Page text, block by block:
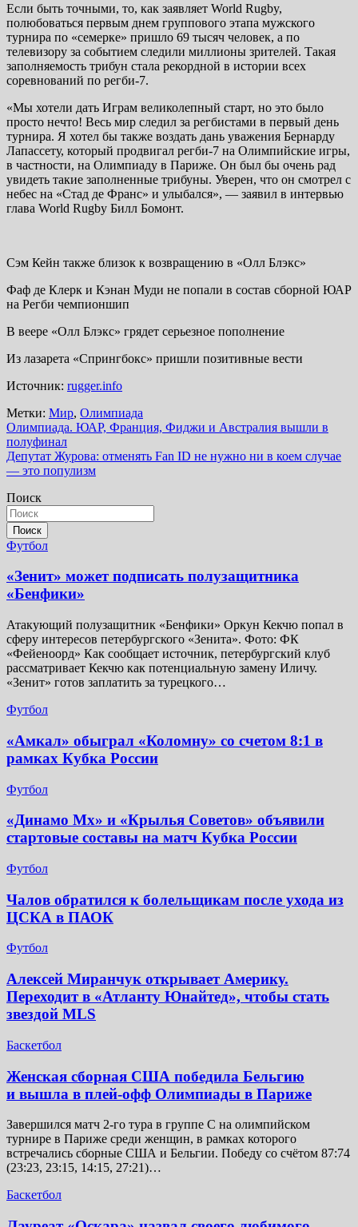
Если быть точными, то, как заявляет World Rugby,
полюбоваться первым днем группового этапа мужского
турнира по «семерке» пришло 69 тысяч человек, а по
телевизору за событием следили миллионы зрителей. Такая
заполняемость трибун стала рекордной в истории всех
соревнований по регби-7.
«Мы хотели дать Играм великолепный старт, но это было
просто нечто! Весь мир следил за регбистами в первый день
турнира. Я хотел бы также воздать дань уважения Бернарду
Лапассету, который продвигал регби-7 на Олимпийские игры,
в частности, на Олимпиаду в Париже. Он был бы очень рад
увидеть такие заполненные трибуны. Уверен, что он смотрел с
небес на «Стад де Франс» и улыбался», — заявил в интервью
глава World Rugby Билл Бомонт.
Сэм Кейн также близок к возвращению в «Олл Блэкс»
Фаф де Клерк и Кэнан Муди не попали в состав сборной ЮАР
на Регби чемпионшип
В веере «Олл Блэкс» грядет серьезное пополнение
Из лазарета «Спрингбокс» пришли позитивные вести
Источник: rugger.info
Метки: Мир, Олимпиада
Навигация
по
записям
Олимпиада. ЮАР, Франция, Фиджи и Австралия вышли в
полуфинал
Депутат Журова: отменять Fan ID не нужно ни в коем случае
— это популизм
Поиск
Поиск
Футбол
«Зенит» может подписать полузащитника
«Бенфики»
Атакующий полузащитник «Бенфики» Оркун Кекчю попал в
сферу интересов петербургского «Зенита». Фото: ФК
«Фейеноорд» Как сообщает источник, петербургский клуб
рассматривает Кекчю как потенциальную замену Иличу.
«Зенит» готов заплатить за турецкого…
Футбол
«Амкал» обыграл «Коломну» со счетом 8:1 в
рамках Кубка России
Футбол
«Динамо Мх» и «Крылья Советов» объявили
стартовые составы на матч Кубка России
Футбол
Чалов обратился к болельщикам после ухода из
ЦСКА в ПАОК
Футбол
Алексей Миранчук открывает Америку.
Переходит в «Атланту Юнайтед», чтобы стать
звездой MLS
Баскетбол
Женская сборная США победила Бельгию
и вышла в плей-офф Олимпиады в Париже
Завершился матч 2-го тура в группе C на олимпийском
турнире в Париже среди женщин, в рамках которого
встречались сборные США и Бельгии. Победу со счётом 87:74
(23:23, 23:15, 14:15, 27:21)…
Баскетбол